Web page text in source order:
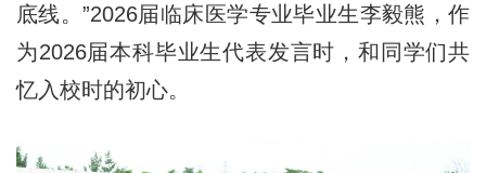
底线。”2026届临床医学专业毕业生李毅熊，作
为2026届本科毕业生代表发言时，和同学们共
忆入校时的初心。